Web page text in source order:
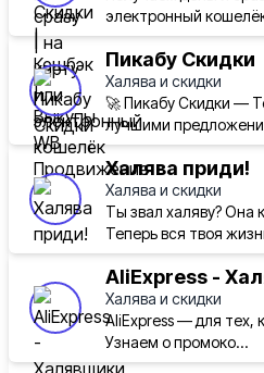
рыбалки, хайкинга и многое
Несколько примеров ниже👇
Сап-доска BEIST 12'6"за
💥Купить: https://ali.click/
Маска для дайвинга
2023 руб.
💥Купить: https://ali.click/
Мужские кроссовки Li-Ning
руб.
💥Купить: https://ali.click/
электронный
Пикабу Скидки
Халява и скидки
🚀 Пикабу Скидки —
лучшими
Халява приди!
Халява и скидки
Ты звал халяву? Она
Теперь вся твоя
AliExpress -
Халява и скидки
AliExpress — для тех,
Узнаем о промоко...